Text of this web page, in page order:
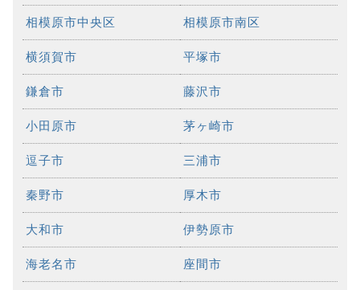
相模原市中央区 相模原市南区
横須賀市 平塚市
鎌倉市 藤沢市
小田原市 茅ヶ崎市
逗子市 三浦市
秦野市 厚木市
大和市 伊勢原市
海老名市 座間市